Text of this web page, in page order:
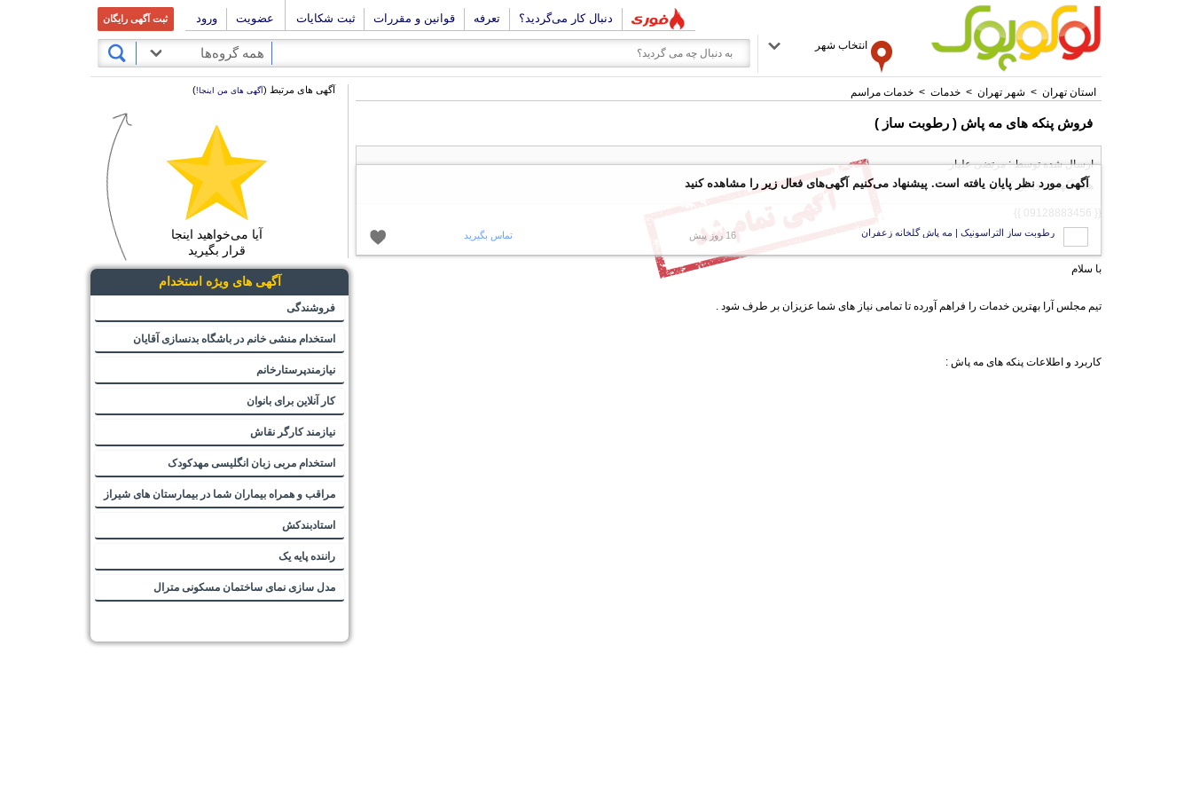
دنبال کار می‌گردید؟ تعرفه قوانین و مقررات ثبت شکایات عضویت ورود ثبت آگهی رایگان
انتخاب شهر
همه گروه‌ها
استان تهران > شهر تهران > خدمات > خدمات مراسم
فروش پنکه های مه پاش ( رطوبت ساز )
ارسال شده توسط : مرتضی علیار
همه آگهی های این کاربر
با سلام
تیم مجلس آرا بهترین خدمات را فراهم آورده تا تمامی نیاز های شما عزیزان بر طرف شود .
کاربرد و اطلاعات پنکه های مه پاش :
آگهی مورد نظر پایان یافته است. پیشنهاد می‌کنیم آگهی‌های فعال زیر را مشاهده کنید
رطوبت ساز التراسونیک | مه پاش گلخانه زعفران 16 روز پیش تماس بگیرید
آگهی های مرتبط (آگهی های من اینجا!)
آیا می‌خواهید اینجا
قرار بگیرید
آگهی های ویژه استخدام
فروشندگی
استخدام منشی خانم در باشگاه بدنسازی آقایان
نیازمندپرستارخانم
کار آنلاین برای بانوان
نیازمند کارگر نقاش
استخدام مربی زبان انگلیسی مهدکودک
مراقب و همراه بیماران شما در بیمارستان های شیراز
استادبندکش
راننده پایه یک
مدل سازی نمای ساختمان مسکونی مترال